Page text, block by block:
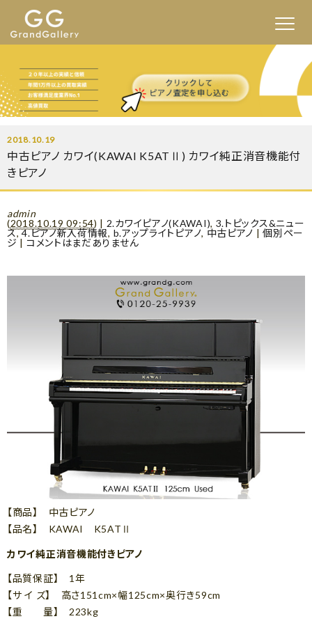
2018.10.19
中古ピアノ カワイ(KAWAI K5ATⅡ) カワイ純正消音機能付
きピアノ
admin
(2018.10.19 09:54) | 2.カワイピアノ(KAWAI), 3.トピックス&ニュー
ス,4.ピアノ新入荷情報, b.アップライトピアノ, 中古ピアノ |個別ペー
ジ | コメントはまだありません
【商品】 中古ピアノ
【品名】 KAWAI K5ATⅡ
カワイ純正消音機能付きピアノ
【品質保証】 1年
【サ イ ズ】 高さ151cm×幅125cm×奥行き59cm
【重 量】 223kg